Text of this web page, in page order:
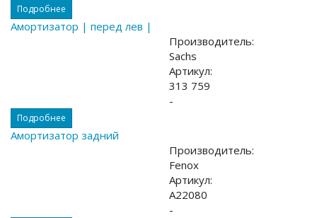
Подробнее
Амортизатор | перед лев |
Производитель:
Sachs
Артикул:
313 759
-
Подробнее
Амортизатор задний
Производитель:
Fenox
Артикул:
A22080
-